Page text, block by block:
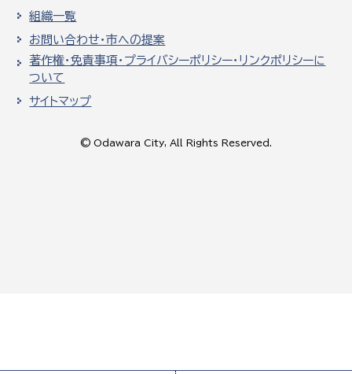
組織一覧
お問い合わせ・市への提案
著作権・免責事項・プライバシーポリシー・リンクポリシーに
ついて
サイトマップ
© Odawara City, All Rights Reserved.